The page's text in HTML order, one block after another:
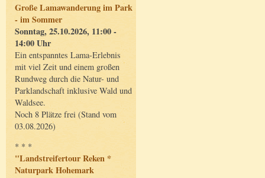
Große Lamawanderung im Park
- im Sommer
Sonntag, 25.10.2026, 11:00 -
14:00 Uhr
Ein entspanntes Lama-Erlebnis
mit viel Zeit und einem großen
Rundweg durch die Natur- und
Parklandschaft inklusive Wald und
Waldsee.
Noch 8 Plätze frei (Stand vom
03.08.2026)
* * *
"Landstreifertour Reken *
Naturpark Hohemark